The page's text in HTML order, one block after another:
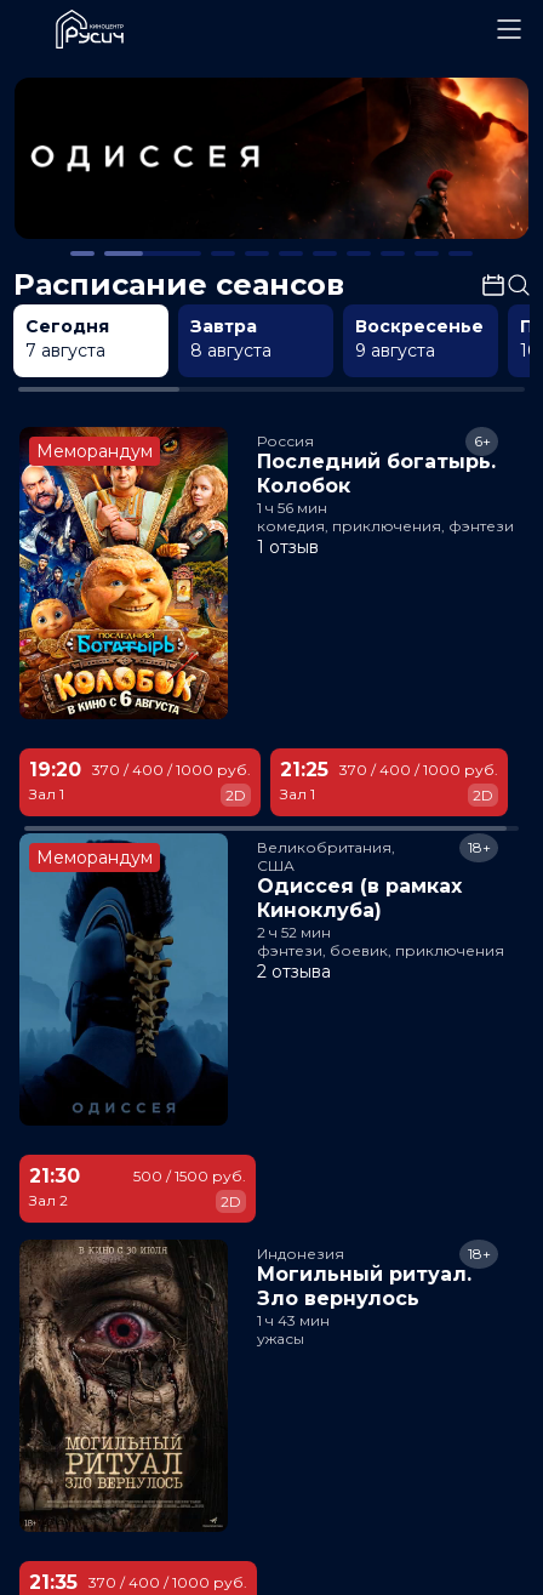
Расписание сеансов
Сегодня
7 августа
Завтра
8 августа
Воскресенье
9 августа
10
Меморандум Россия
Последний богатырь.
Колобок
6+
1 ч 56 мин
комедия, приключения, фэнтези
1 отзыв
19:20
Зал 1
370 / 400 / 1000 руб.
2D
21:25
Зал 1
370 / 400 / 1000 руб.
2D
Меморандум
Великобритания,
США
Одиссея (в рамках
Киноклуба)
18+
2 ч 52 мин
фэнтези, боевик, приключения
2 отзыва
21:30
Зал 2
500 / 1500 руб.
2D
Индонезия
Могильный ритуал.
Зло вернулось
18+
1 ч 43 мин
ужасы
21:35 370 / 400 / 1000 руб.